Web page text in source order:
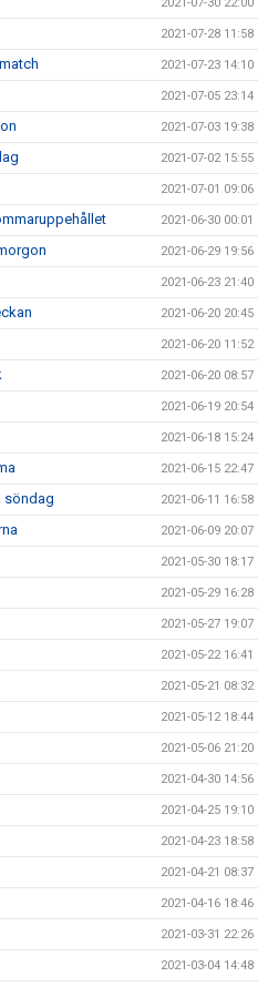
2021-07-28 11:58
2021-07-23 14:10
2021-07-05 23:14
2021-07-03 19:38
2021-07-02 15:55
2021-07-01 09:06
2021-06-30 00:01
2021-06-29 19:56
2021-06-23 21:40
2021-06-20 20:45
2021-06-20 11:52
2021-06-20 08:57
2021-06-19 20:54
2021-06-18 15:24
2021-06-15 22:47
söndag 2021-06-11 16:58
2021-06-09 20:07
2021-05-30 18:17
2021-05-29 16:28
2021-05-27 19:07
2021-05-22 16:41
2021-05-21 08:32
2021-05-12 18:44
2021-05-06 21:20
2021-04-30 14:56
2021-04-25 19:10
2021-04-23 18:58
2021-04-21 08:37
2021-04-16 18:46
2021-03-31 22:26
2021-03-04 14:48